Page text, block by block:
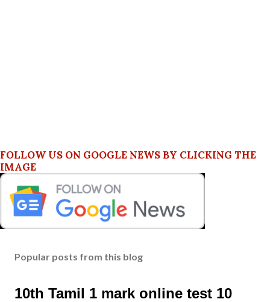
FOLLOW US ON GOOGLE NEWS BY CLICKING THE
IMAGE
Popular posts from this blog
10th Tamil 1 mark online test 10